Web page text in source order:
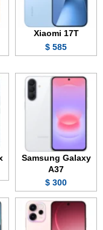
Xiaomi 17T
585 $
Samsung Galaxy
A37
300 $